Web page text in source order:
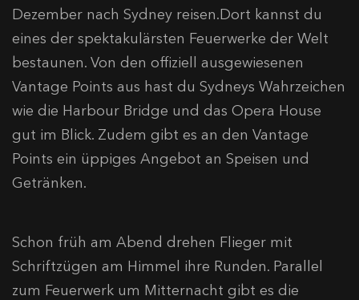
Dezember nach Sydney reisen.Dort kannst du
eines der spektakulärsten Feuerwerke der Welt
bestaunen. Von den offiziell ausgewiesenen
Vantage Points aus hast du Sydneys Wahrzeichen
wie die Harbour Bridge und das Opera House
gut im Blick. Zudem gibt es an den Vantage
Points ein üppiges Angebot an Speisen und
Getränken.
Schon früh am Abend drehen Flieger mit
Schriftzügen am Himmel ihre Runden. Parallel
zum Feuerwerk um Mitternacht gibt es die